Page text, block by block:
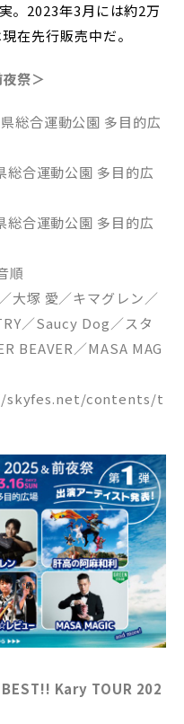
。2023年3月には約2万
在先行販売中だ。
祭＞
総合運動公園 多目的広
合運動公園 多目的広
合運動公園 多目的広
順
大塚 愛／キマグレン／
／Saucy Dog／スタ
BEAVER／MASA MAG
skyfes.net/contents/t
Kary TOUR 202